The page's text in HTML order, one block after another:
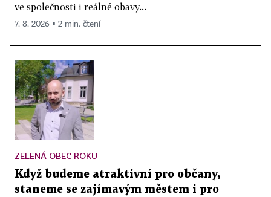
ve společnosti i reálné obavy...
7. 8. 2026 ▪ 2 min. čtení
ZELENÁ OBEC ROKU
Když budeme atraktivní pro občany,
staneme se zajímavým městem i pro